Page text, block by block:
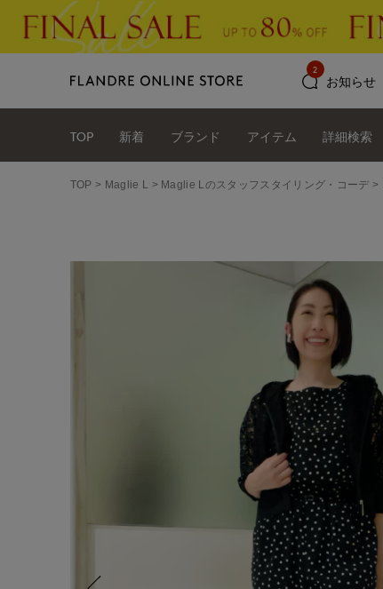
お知らせ
2
TOP 新着 ブランド アイテム 詳細検索
TOP Maglie L Maglie Lのスタッフスタイリング・コーデ